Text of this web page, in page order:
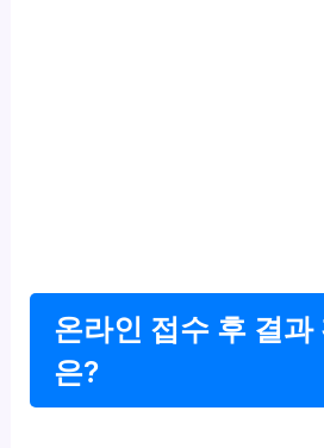
온라인 접수 후 결과
은?